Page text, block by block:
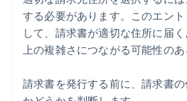
する必要があります。このエン
して、請求書が適切な住所に届
上の複雑さにつながる可能性のあ
請求書を発行する前に、請求書